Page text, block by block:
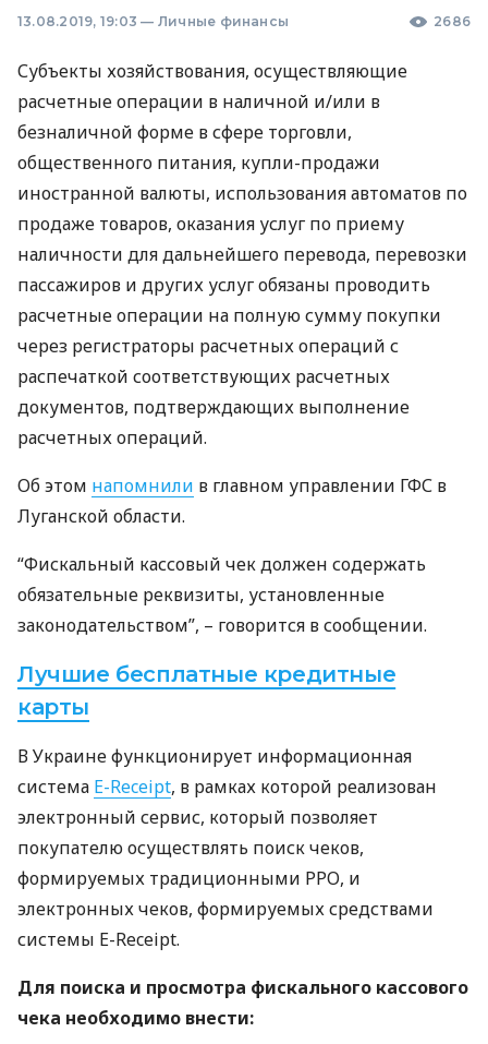
13.08.2019, 19:03 — Личные финансы 2686
Субъекты хозяйствования, осуществляющие
расчетные операции в наличной и/или в
безналичной форме в сфере торговли,
общественного питания, купли-продажи
иностранной валюты, использования автоматов по
продаже товаров, оказания услуг по приему
наличности для дальнейшего перевода, перевозки
пассажиров и других услуг обязаны проводить
расчетные операции на полную сумму покупки
через регистраторы расчетных операций с
распечаткой соответствующих расчетных
документов, подтверждающих выполнение
расчетных операций.
Об этом напомнили в главном управлении ГФС в
Луганской области.
“Фискальный кассовый чек должен содержать
обязательные реквизиты, установленные
законодательством”, – говорится в сообщении.
Лучшие бесплатные кредитные
карты
В Украине функционирует информационная
система E-Receipt, в рамках которой реализован
электронный сервис, который позволяет
покупателю осуществлять поиск чеков,
формируемых традиционными РРО, и
электронных чеков, формируемых средствами
системы E-Receipt.
Для поиска и просмотра фискального кассового
чека необходимо внести: